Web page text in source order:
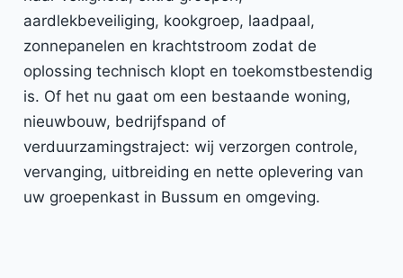
aardlekbeveiliging, kookgroep, laadpaal,
zonnepanelen en krachtstroom zodat de
oplossing technisch klopt en toekomstbestendig
is. Of het nu gaat om een bestaande woning,
nieuwbouw, bedrijfspand of
verduurzamingstraject: wij verzorgen controle,
vervanging, uitbreiding en nette oplevering van
uw groepenkast in Bussum en omgeving.